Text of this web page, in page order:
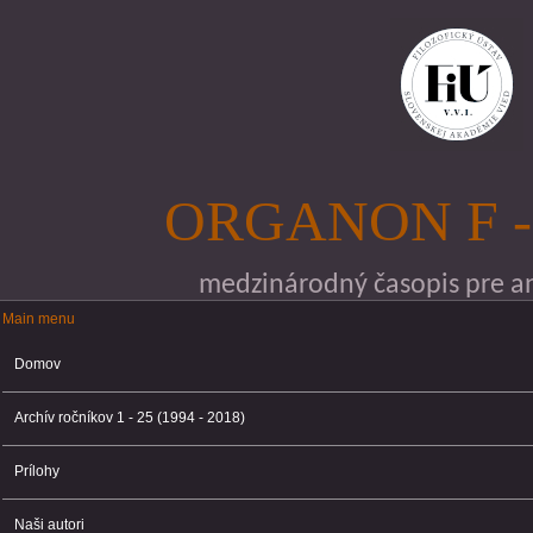
ORGANON F
medzinárodný časopis pre
Main menu
Main menu
Domov
Archív ročníkov 1 - 25 (1994 - 2018)
Prílohy
Naši autori